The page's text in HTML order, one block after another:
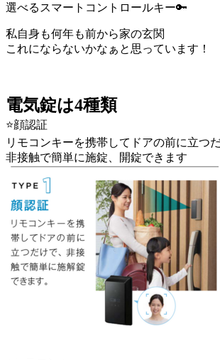
選べるスマートコントロールキー🔑
私自身も何年も前から家の玄関
これにならないかなぁと思っています！
電気錠は4種類
⭐️顔認証
リモコンキーを携帯してドアの前に立つ
非接触で簡単に施錠、開錠できます